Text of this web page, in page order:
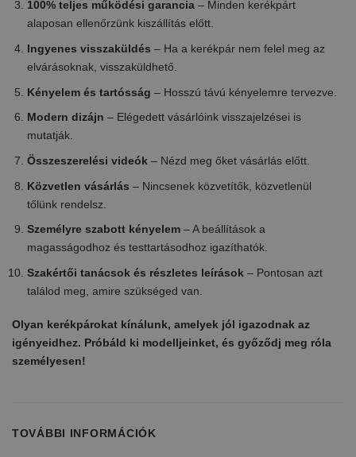
100% teljes működési garancia– Minden kerékpárt
alaposan ellenőrzünk kiszállítás előtt.
Ingyenes visszaküldés – Ha a kerékpár nem felel meg az
elvárásoknak, visszaküldhető.
Kényelem és tartósság – Hosszú távú kényelemre tervezve.
Modern dizájn – Elégedett vásárlóink visszajelzései is
mutatják.
Összeszerelési videók – Nézd meg őket vásárlás előtt.
Közvetlen vásárlás – Nincsenek közvetítők, közvetlenül
tőlünk rendelsz.
Személyre szabott kényelem– A beállítások a
magasságodhoz és testtartásodhoz igazíthatók.
Szakértői tanácsok és részletes leírások – Pontosan azt
találod meg, amire szükséged van.
Olyan kerékpárokat kínálunk, amelyek jól igazodnak az
igényeidhez. Próbáld ki modelljeinket, és győződj meg róla
személyesen!
TOVÁBBI INFORMÁCIÓK